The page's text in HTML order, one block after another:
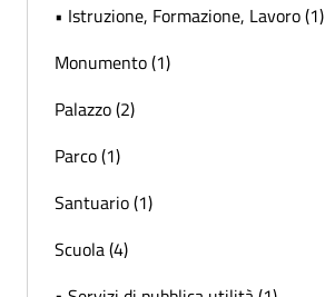
• Istruzione, Formazione, Lavoro (1)
Monumento (1)
Palazzo (2)
Parco (1)
Santuario (1)
Scuola (4)